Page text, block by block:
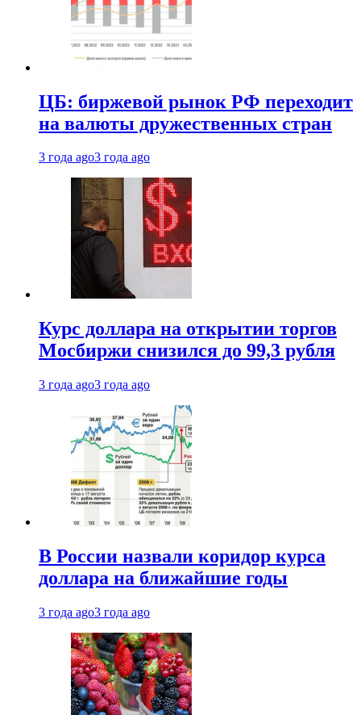
ЦБ: биржевой рынок РФ переходит
на валюты дружественных стран
3 года ago3 года ago
Курс доллара на открытии торгов
Мосбиржи снизился до 99,3 рубля
3 года ago3 года ago
В России назвали коридор курса
доллара на ближайшие годы
3 года ago3 года ago